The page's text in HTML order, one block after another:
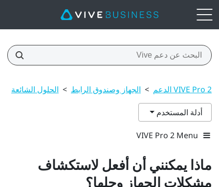
VIVE Pro 2 الدعم > الجهاز وصندوق الرابط > الحلول الشائعة
أدلة المستخدم
VIVE Pro 2 Menu
ماذا يمكنني أن أفعل لاستكشاف
مشكلات الجهاز وحلها؟